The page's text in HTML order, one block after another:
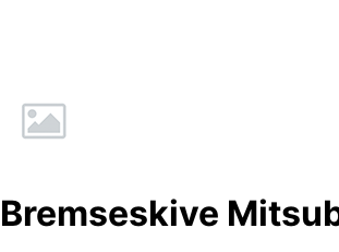
Bremseskive